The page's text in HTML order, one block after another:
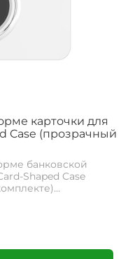
карточки для
Case (прозрачный
банковской
Shaped Case